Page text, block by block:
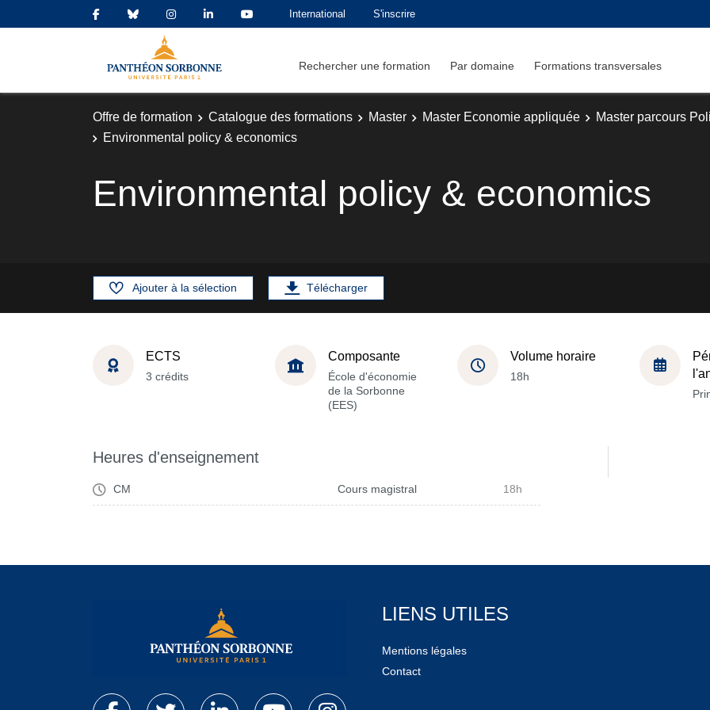
International S'inscrire
Rechercher une formation Par domaine Formations transversales
Offre de formation Catalogue des formations Master Master Economie appliquée Master parcours
Environmental policy & economics
Environmental policy & economics
Ajouter à la sélection Télécharger
ECTS
3 crédits
Composante
École d'économie
de la Sorbonne
(EES)
Volume horaire
18h
Heures d'enseignement
CM Cours magistral 18h
LIENS UTILES
Mentions légales
Contact